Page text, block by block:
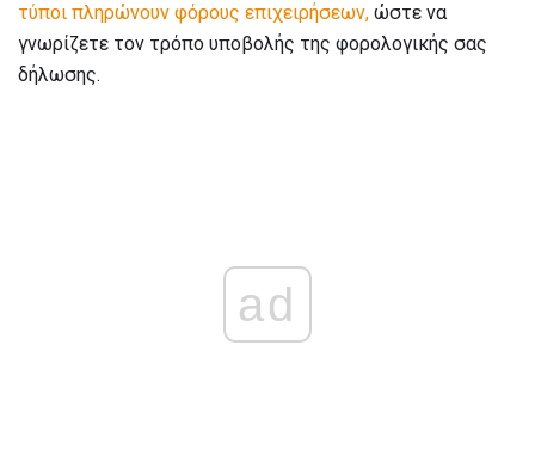
τύποι πληρώνουν φόρους επιχειρήσεων, ώστε να
γνωρίζετε τον τρόπο υποβολής της φορολογικής σας
δήλωσης.
ad